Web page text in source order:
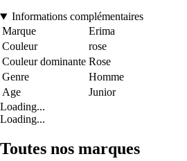
Informations complémentaires
Marque
Erima
Couleur
rose
Couleur dominante Rose
Genre
Homme
Age
Junior
Loading...
Loading...
Toutes nos marques